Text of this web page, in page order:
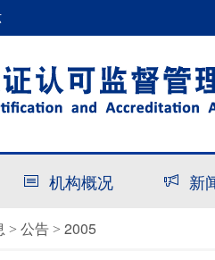
机构概况 新
> 公告 > 2005